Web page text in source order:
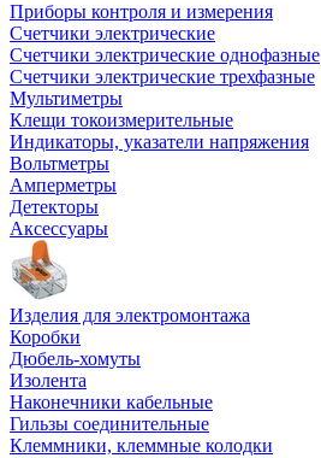
Приборы контроля и измерения
Счетчики электрические
Счетчики электрические однофазные
Счетчики электрические трехфазные
Мультиметры
Клещи токоизмерительные
Индикаторы, указатели напряжения
Вольтметры
Амперметры
Детекторы
Аксессуары
Изделия для электромонтажа
Коробки
Дюбель-хомуты
Изолента
Наконечники кабельные
Гильзы соединительные
Клеммники, клеммные колодки